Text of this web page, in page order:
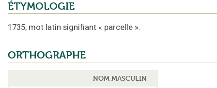
ÉTYMOLOGIE
1735; mot latin signifiant « parcelle ».
ORTHOGRAPHE
NOM MASCULIN